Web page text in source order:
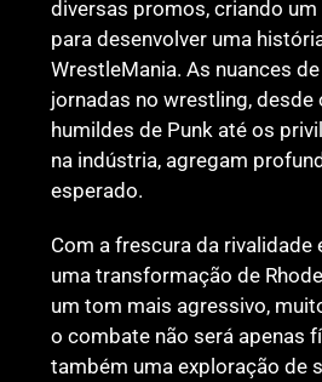
diversas promos, criando
para desenvolver uma
WrestleMania. As nuances
jornadas no wrestling, desde
humildes de Punk até os
na indústria, agregam
esperado.
Com a frescura da rivalidade
uma transformação de
um tom mais agressivo,
o combate não será apenas
também uma exploração de